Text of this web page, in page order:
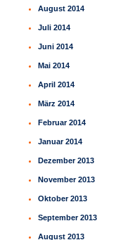
August 2014
Juli 2014
Juni 2014
Mai 2014
April 2014
März 2014
Februar 2014
Januar 2014
Dezember 2013
November 2013
Oktober 2013
September 2013
August 2013